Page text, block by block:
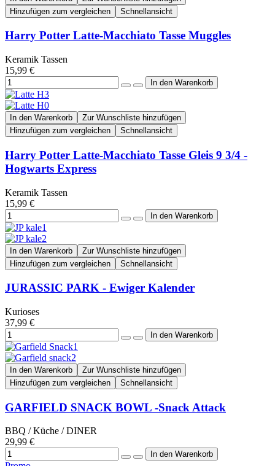
Hinzufügen zum vergleichen
Schnellansicht
Harry Potter Latte-Macchiato Tasse Muggles
Keramik Tassen
15,99 €
In den Warenkorb
Zur Wunschliste hinzufügen
Hinzufügen zum vergleichen
Schnellansicht
Harry Potter Latte-Macchiato Tasse Gleis 9 3/4 -
Hogwarts Express
Keramik Tassen
15,99 €
In den Warenkorb
Zur Wunschliste hinzufügen
Hinzufügen zum vergleichen
Schnellansicht
JURASSIC PARK - Ewiger Kalender
Kurioses
37,99 €
In den Warenkorb
Zur Wunschliste hinzufügen
Hinzufügen zum vergleichen
Schnellansicht
GARFIELD SNACK BOWL -Snack Attack
BBQ / Küche / DINER
29,99 €